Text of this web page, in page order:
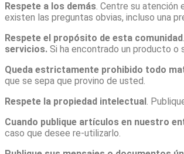
Respete a los demás. Centre su atención
existen las preguntas obvias, incluso una
Respete el propósito de esta comunidad
servicios. Si ha encontrado un producto o
Queda estrictamente prohibido todo
que se sepa que provino de usted.
Respete la propiedad intelectual.
Cuando publique artículos en nuestro
caso que desee re-utilizarlo.